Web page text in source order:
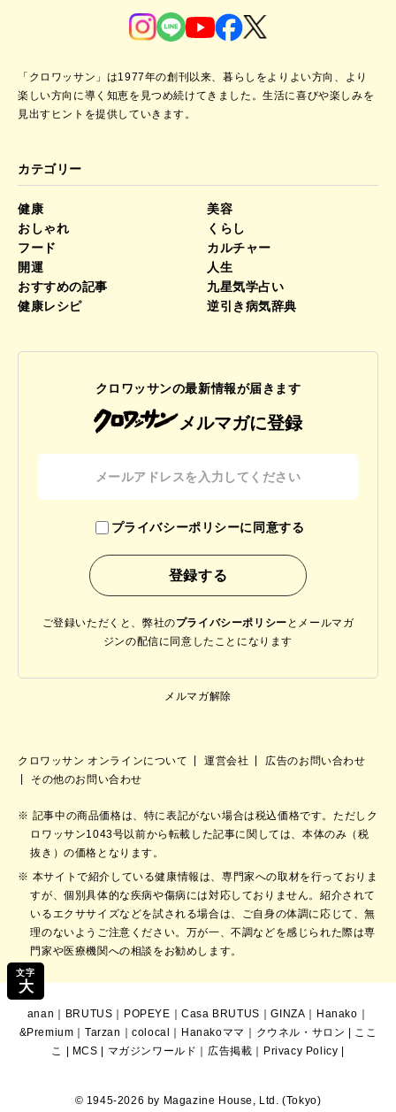
文字
大
「クロワッサン」は1977年の創刊以来、暮らしをよりよい方向、より
楽しい方向に導く知恵を見つめ続けてきました。生活に喜びや楽しみを
見出すヒントを提供していきます。
カテゴリー
健康
美容
おしゃれ
くらし
フード
カルチャー
開運
人生
おすすめの記事
九星気学占い
健康レシピ
逆引き病気辞典
クロワッサンの最新情報が届きます
メルマガに登録
プライバシーポリシーに同意する
ご登録いただくと、弊社のプライバシーポリシー と メールマガ
ジンの配信に同意したことになります
メルマガ解除
クロワッサン オンラインについて 運営会社
広告のお問い合わせ
その他のお問い合わせ
記事中の商品価格は、特に表記がない場合は税込価格です。ただしク
ロワッサン1043号以前から転載した記事に関しては、本体のみ（税
抜き）の価格となります。
本サイトで紹介している健康情報は、専門家への取材を行っておりま
すが、個別具体的な疾病や傷病には対応しておりません。紹介されて
いるエクササイズなどを試される場合は、ご自身の体調に応じて、無
理のないようご注意ください。万が一、不調などを感じられた際は専
門家や医療機関への相談をお勧めします。
anan BRUTUS POPEYE ｜Casa BRUTUS ｜GINZA Hanako
&Premium ｜Tarzan ｜colocal Hanakoママ クウネル・サロン
ここ
こ
MCS マガジンワールド 広告掲載 Privacy Policy
© 1945-2026 by Magazine House, Ltd. (Tokyo)